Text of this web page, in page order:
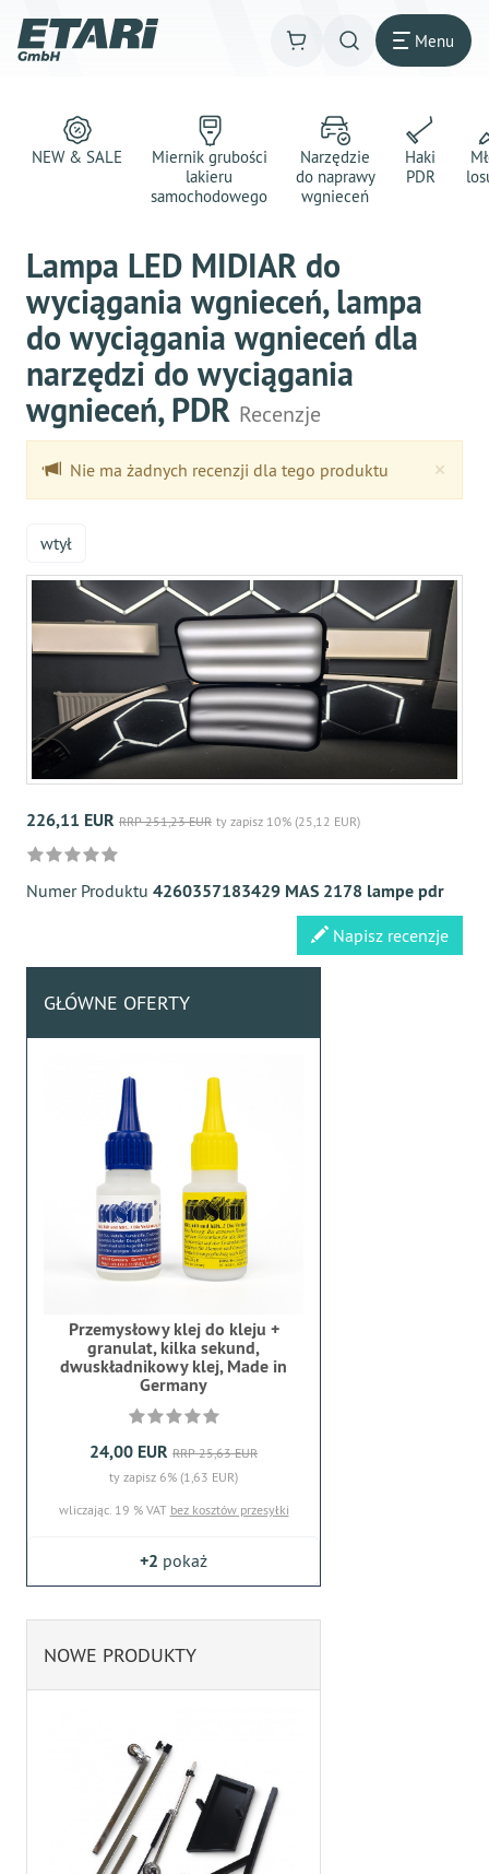
Menu
NEW & SALE
Miernik grubości
lakieru
samochodowego
Narzędzie
do naprawy
wgnieceń
Haki
PDR
Lampa LED MIDIAR do
wyciągania wgnieceń, lampa
do wyciągania wgnieceń dla
narzędzi do wyciągania
wgnieceń, PDR Recenzje
×
Nie ma żadnych recenzji dla tego produktu
wtył
226,11 EUR RRP 251,23 EUR ty zapisz 10% (25,12 EUR)
Numer Produktu 4260357183429 MAS 2178 lampe pdr
Napisz recenzje
GŁÓWNE OFERTY
Przemysłowy klej do kleju +
granulat, kilka sekund,
dwuskładnikowy klej, Made in
Germany
24,00 EUR RRP 25,63 EUR
ty zapisz 6% (1,63 EUR)
wliczając. 19 % VAT bez kosztów przesyłki
+2 pokaż
NOWE PRODUKTY